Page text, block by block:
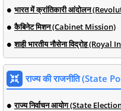
भारत में क्रांतिकारी आंदोलन
कैबिनेट मिशन (Cabinet Mission)
शाही भारतीय नौसेना विद्रोह
राज्य की राजनीति (State
राज्य निर्वाचन आयोग (State